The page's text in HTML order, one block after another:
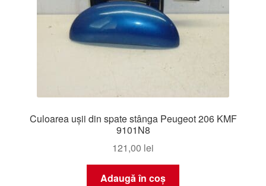
Culoarea ușii din spate stânga Peugeot 206 KMF
9101N8
121,00 lei
Adaugă în coș